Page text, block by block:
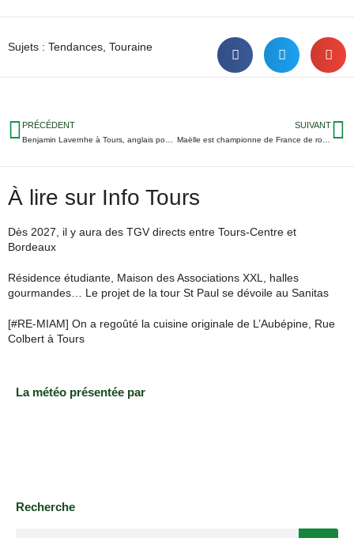
Sujets : Tendances Touraine
PRÉCÉDENT SUIVANT
Maëlle est championne de France de roller freestyle et elle est tourangelle
À lire sur Info Tours
Dès 2027, il y aura des TGV directs entre Tours-Centre et
Bordeaux
Résidence étudiante, Maison des Associations XXL, halles
gourmandes… Le projet de la tour St Paul se dévoile au Sanitas
[#RE-MIAM] On a regoûté la cuisine originale de L’Aubépine, Rue
Colbert à Tours
La météo présentée par
Recherche